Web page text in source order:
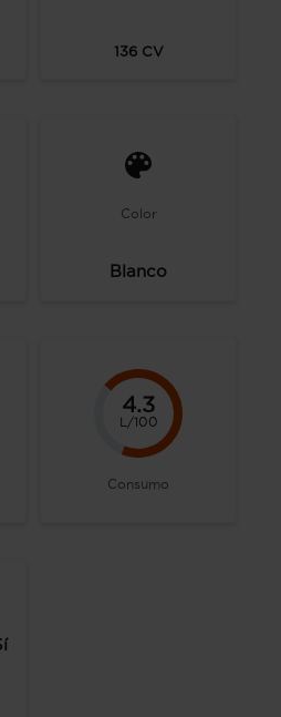
136CV
Color
Blanco
4.3
L/100
Consumo